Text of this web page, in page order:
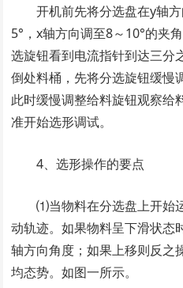
开机前先将分选盘在y轴
5°，x轴方向调至8～10°的夹
选旋钮看到电流指针到达三分
倒处料桶，先将分选旋钮缓慢
此时缓慢调整给料旋钮观察给
准开始选形调试。
4、选形操作的要点
⑴当物料在分选盘上开始
动轨迹。如果物料呈下滑状态
轴方向角度；如果上移则反之
均态势。如图一所示。